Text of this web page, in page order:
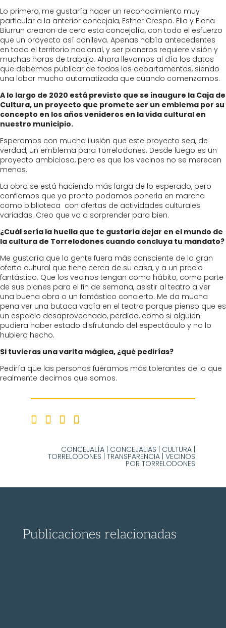
Lo primero, me gustaría hacer un reconocimiento muy
particular a la anterior concejala, Esther Crespo. Ella y Elena
Biurrun crearon de cero esta concejalía, con todo el esfuerzo
que un proyecto así conlleva. Apenas había antecedentes
en todo el territorio nacional, y ser pioneros requiere visión y
muchas horas de trabajo. Ahora llevamos al día los datos
que debemos publicar de todos los departamentos, siendo
una labor mucho automatizada que cuando comenzamos.
A lo largo de 2020 está previsto que se inaugure la Caja de
Cultura, un proyecto que promete ser un emblema por su
concepto en los años venideros en la vida cultural en
nuestro municipio.
Esperamos con mucha ilusión que este proyecto sea, de
verdad, un emblema para Torrelodones. Desde luego es un
proyecto ambicioso, pero es que los vecinos no se merecen
menos.
La obra se está haciendo más larga de lo esperado, pero
confiamos que ya pronto podamos ponerla en marcha
como biblioteca con ofertas de actividades culturales
variadas. Creo que va a sorprender para bien.
¿Cuál sería la huella que te gustaría dejar en el mundo de
la cultura de Torrelodones cuando concluya tu mandato?
Me gustaría que la gente fuera más consciente de la gran
oferta cultural que tiene cerca de su casa, y a un precio
fantástico. Que los vecinos tengan como hábito, como parte
de sus planes para el fin de semana, asistir al teatro a ver
una buena obra o un fantástico concierto. Me da mucha
pena ver una butaca vacía en el teatro porque pienso que es
un espacio desaprovechado, perdido, como si alguien
pudiera haber estado disfrutando del espectáculo y no lo
hubiera hecho.
Si tuvieras una varita mágica, ¿qué pedirías?
Pediría que las personas fuéramos más tolerantes de lo que
realmente decimos que somos.
CONCEJALÍA CONCEJALIAS CULTURA
TORRELODONES |TRANSPARENCIA |VECINOS
POR TORRELODONES
Publicaciones relacionadas